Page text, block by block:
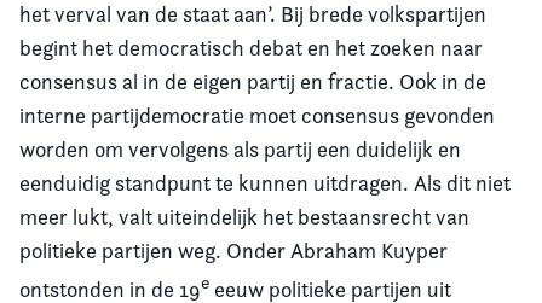
het verval van de staat aan’. Bij brede volkspartijen
begint het democratisch debat en het zoeken naar
consensus al in de eigen partij en fractie. Ook in de
interne partijdemocratie moet consensus gevonden
worden om vervolgens als partij een duidelijk en
eenduidig standpunt te kunnen uitdragen. Als dit niet
meer lukt, valt uiteindelijk het bestaansrecht van
politieke partijen weg. Onder Abraham Kuyper
ontstonden in de 19e eeuw politieke partijen uit